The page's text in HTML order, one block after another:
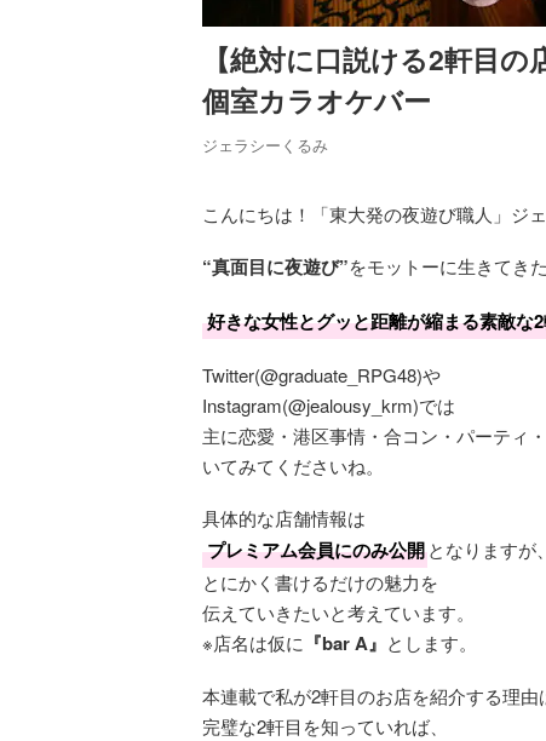
【絶対に口説ける2軒目
個室カラオケバー
ジェラシーくるみ
こんにちは！「東大発の夜遊び職人」ジ
“真面目に夜遊び”をモットーに生きてき
好きな女性とグッと距離が縮まる素敵な
Twitter(@graduate_RPG48)や
Instagram(@jealousy_krm)では
主に恋愛・港区事情・合コン・パーティ
いてみてくださいね。
具体的な店舗情報は
プレミアム会員にのみ公開となりますが、
とにかく書けるだけの魅力を
伝えていきたいと考えています。
※店名は仮に 『bar A』 とします。
本連載で私が2軒目のお店を紹介する理由
完璧な2軒目を知っていれば、